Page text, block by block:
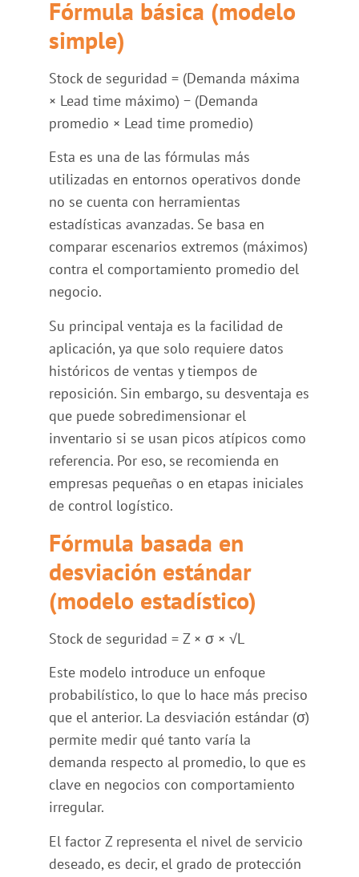
Fórmula básica (modelo
simple)
Stock de seguridad = (Demanda máxima
× Lead time máximo) − (Demanda
promedio × Lead time promedio)
Esta es una de las fórmulas más
utilizadas en entornos operativos donde
no se cuenta con herramientas
estadísticas avanzadas. Se basa en
comparar escenarios extremos (máximos)
contra el comportamiento promedio del
negocio.
Su principal ventaja es la facilidad de
aplicación, ya que solo requiere datos
históricos de ventas y tiempos de
reposición. Sin embargo, su desventaja es
que puede sobredimensionar el
inventario si se usan picos atípicos como
referencia. Por eso, se recomienda en
empresas pequeñas o en etapas iniciales
de control logístico.
Fórmula basada en
desviación estándar
(modelo estadístico)
Stock de seguridad = Z × σ × √L
Este modelo introduce un enfoque
probabilístico, lo que lo hace más preciso
que el anterior. La desviación estándar (σ)
permite medir qué tanto varía la
demanda respecto al promedio, lo que es
clave en negocios con comportamiento
irregular.
El factor Z representa el nivel de servicio
deseado, es decir, el grado de protección